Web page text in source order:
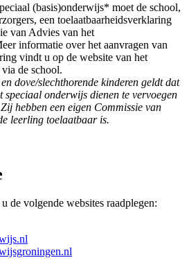
(basis)onderwijs* moet de school,
een toelaatbaarheidsverklaring
van Advies van het
informatie over het aanvragen van
vindt u op de website van het
de school.
dove/slechthorende kinderen geldt dat
speciaal onderwijs dienen te vervoegen
hebben een eigen Commissie van
leerling toelaatbaar is.
de volgende websites raadplegen: